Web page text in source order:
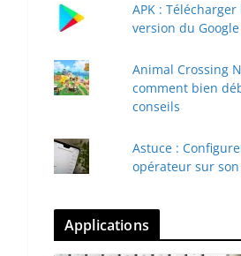
APK :
version du
Animal Crossing
comment bien
conseils
Astuce :
opérateur sur
Applications